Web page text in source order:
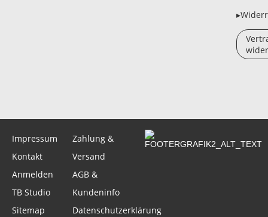
Impressum
Kontakt
Anmelden
TB Studio
Sitemap
Zahlung &
Versand
AGB &
Kundeninfo
Datenschutzerklärung